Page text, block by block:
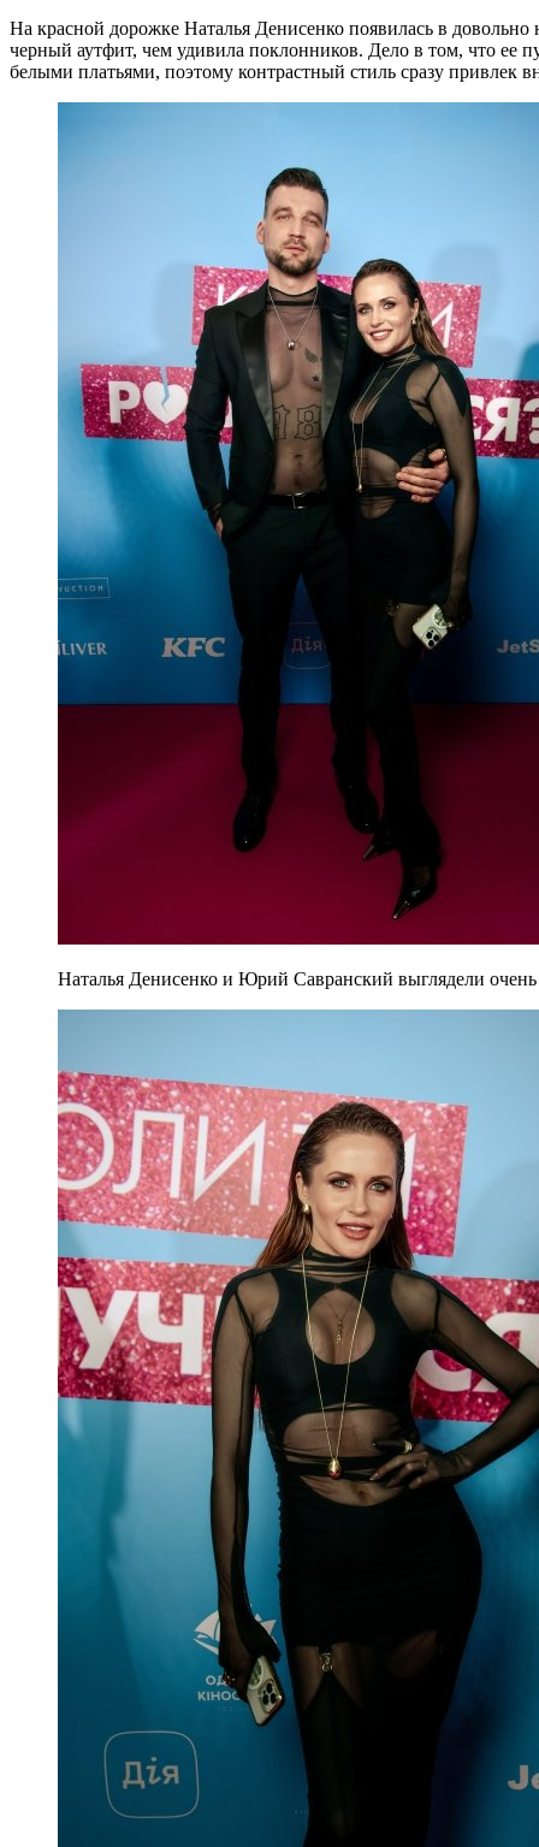
На красной дорожке Наталья Денисенко появилась в
черный аутфит, чем удивила поклонников. Дело в том, что ее
белыми платьями, поэтому контрастный стиль сразу привлек
Наталья Денисенко и Юрий Савранский выглядели